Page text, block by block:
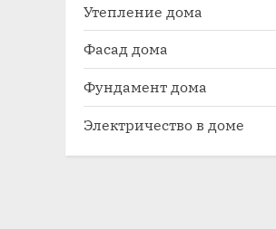
Утепление дома
Фасад дома
Фундамент дома
Электричество в доме